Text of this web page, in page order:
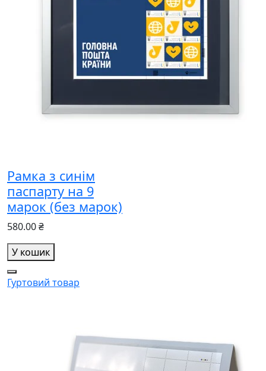
Рамка з синім
паспарту на 9
марок (без марок)
580.00 ₴
У кошик
Гуртовий товар